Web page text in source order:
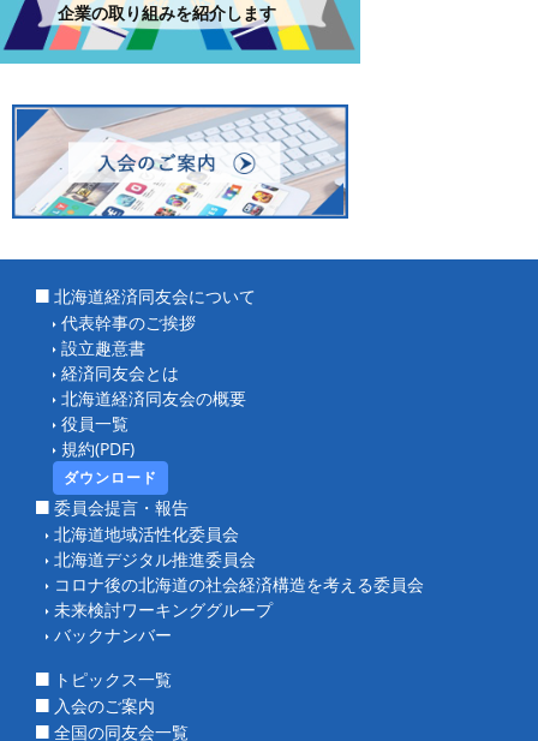
企業の取り組みを紹介します
北海道経済同友会について
代表幹事のご挨拶
設立趣意書
経済同友会とは
北海道経済同友会の概要
役員一覧
規約(PDF)
ダウンロード
委員会提言・報告
北海道地域活性化委員会
北海道デジタル推進委員会
コロナ後の北海道の社会経済構造を考える委員会
未来検討ワーキンググループ
バックナンバー
トピックス一覧
入会のご案内
全国の同友会一覧